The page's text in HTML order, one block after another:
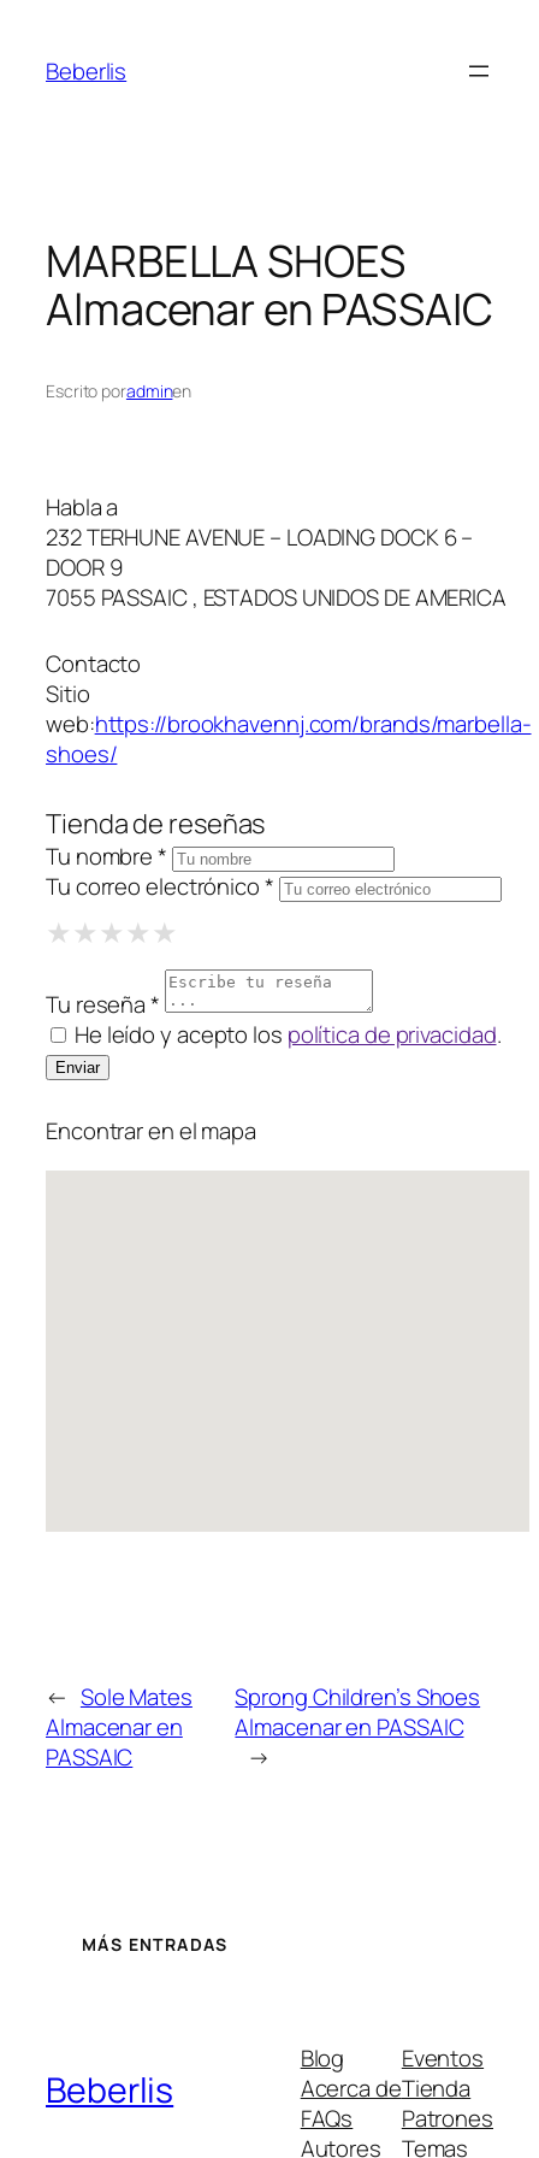
Beberlis
MARBELLA SHOES
Almacenar en PASSAIC
Escrito poradminen
Habla a
232 TERHUNE AVENUE – LOADING DOCK 6 –
DOOR 9
7055 PASSAIC , ESTADOS UNIDOS DE AMERICA
Contacto
Sitio
web:https://brookhavennj.com/brands/marbella-
shoes/
Tienda de reseñas
Tu nombre *
Tu correo electrónico *
★1 Star
★★2 Stars
★★★3 Stars
★★★★4 Stars
★★★★★
Tu reseña *
He leído y acepto los política de privacidad.
Encontrar en el mapa
← Sole Mates
Almacenar en
PASSAIC
Sprong Children’s Shoes
Almacenar en PASSAIC
→
MÁS ENTRADAS
Beberlis
Blog
Acerca de
FAQs
Autores
Eventos
Tienda
Patrones
Temas